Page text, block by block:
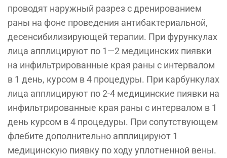
проводят наружный разрез с дренированием
раны на фоне проведения антибактериальной,
десенсибилизирующей терапии. При фурункулах
лица апплицируют по 1—2 медицинских пиявки
на инфильтрированные края раны с интервалом
в 1 день, курсом в 4 процедуры. При карбункулах
лица апплицируют по 2-4 медицинские пиявки на
инфильтрированные края раны с интервалом в 1
день курсом в 4 процедуры. При сопутствующем
флебите дополнительно апплицируют 1
медицинскую пиявку по ходу уплотненной вены.